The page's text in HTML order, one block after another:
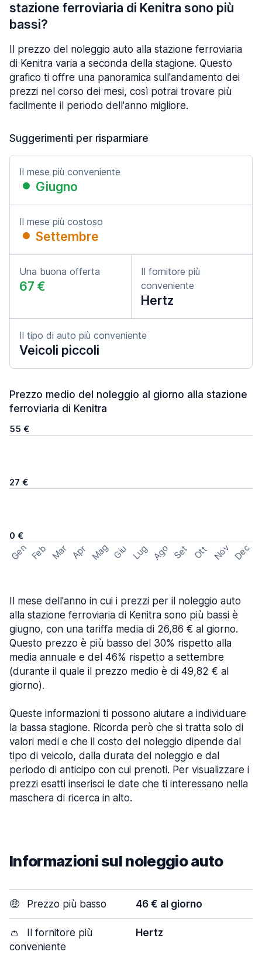
stazione ferroviaria di Kenitra sono più
bassi?
Il prezzo del noleggio auto alla stazione ferroviaria
di Kenitra varia a seconda della stagione. Questo
grafico ti offre una panoramica sull'andamento dei
prezzi nel corso dei mesi, così potrai trovare più
facilmente il periodo dell'anno migliore.
Suggerimenti per risparmiare
Il mese più conveniente
Giugno
Il mese più costoso
Settembre
Una buona offerta
67 €
Il fornitore più
conveniente
Hertz
Il tipo di auto più conveniente
Veicoli piccoli
Prezzo medio del noleggio al giorno alla stazione
ferroviaria di Kenitra
55 €
27 €
0 €
Gen Feb Mar Apr Mag Giu Lug Ago Set Ott Nov Dec
Il mese dell'anno in cui i prezzi per il noleggio auto
alla stazione ferroviaria di Kenitra sono più bassi è
giugno, con una tariffa media di 26,86 € al giorno.
Questo prezzo è più basso del 30% rispetto alla
media annuale e del 46% rispetto a settembre
(durante il quale il prezzo medio è di 49,82 € al
giorno).
Queste informazioni ti possono aiutare a individuare
la bassa stagione. Ricorda però che si tratta solo di
valori medi e che il costo del noleggio dipende dal
tipo di veicolo, dalla durata del noleggio e dal
periodo di anticipo con cui prenoti. Per visualizzare i
prezzi esatti inserisci le date che ti interessano nella
maschera di ricerca in alto.
Informazioni sul noleggio auto
🤑 Prezzo più basso 46 € al giorno
👛
Il fornitore più
conveniente
Hertz